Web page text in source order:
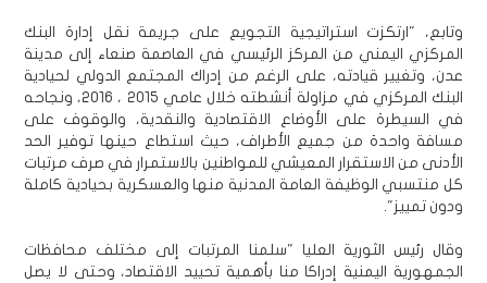
وتابع، "ارتكزت استراتيجية التجويع على جريمة نقل إدارة البنك
المركزي اليمني من المركز الرئيسي في العاصمة صنعاء إلى مدينة
عدن، وتغيير قيادته، على الرغم من إدراك المجتمع الدولي لحيادية
البنك المركزي في مزاولة أنشطته خلال عامي 2015 ، 2016، ونجاحه
في السيطرة على الأوضاع الاقتصادية والنقدية، والوقوف على
مسافة واحدة من جميع الأطراف، حيث استطاع حينها توفير الحد
الأدنى من الاستقرار المعيشي للمواطنين بالاستمرار في صرف مرتبات
كل منتسبي الوظيفة العامة المدنية منها والعسكرية بحيادية كاملة
ودون تمييز".
وقال رئيس الثورية العليا "سلمنا المرتبات إلى مختلف محافظات
الجمهورية اليمنية إدراكا منا بأهمية تحييد الاقتصاد، وحتى لا يصل